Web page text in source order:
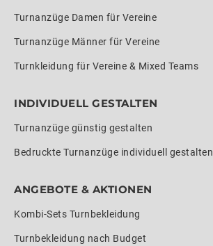
Turnanzüge Damen für Vereine
Turnanzüge Männer für Vereine
Turnkleidung für Vereine & Mixed Teams
INDIVIDUELL GESTALTEN
Turnanzüge günstig gestalten
Bedruckte Turnanzüge individuell gestalten
ANGEBOTE & AKTIONEN
Kombi-Sets Turnbekleidung
Turnbekleidung nach Budget